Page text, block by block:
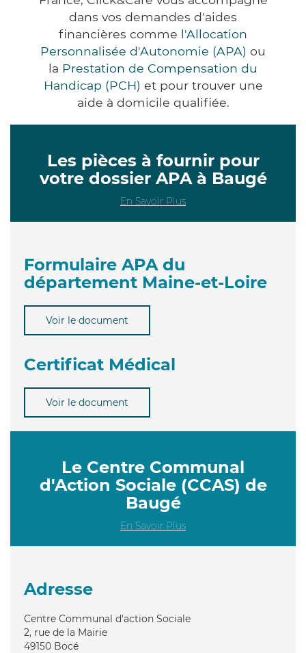
dans vos demandes d'aides
financières comme l'Allocation
Personnalisée d'Autonomie (APA) ou
la Prestation de Compensation du
Handicap (PCH) et pour trouver une
aide à domicile qualifiée.
Les pièces à fournir pour
votre dossier APA à Baugé
En Savoir Plus
Formulaire APA du
département Maine-et-Loire
Voir le document
Certificat Médical
Voir le document
Le Centre Communal
d'Action Sociale (CCAS) de
Baugé
En Savoir Plus
Adresse
Centre Communal d'action Sociale
2, rue de la Mairie
49150 Bocé